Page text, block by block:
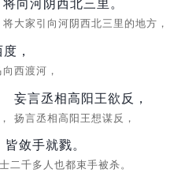
将大家引向河阴西北三里的地方，
，
西渡河，
妄言丞相高阳王欲反，
扬言丞相高阳王想谋反，
敛手就戮。
二千多人也都束手被杀。